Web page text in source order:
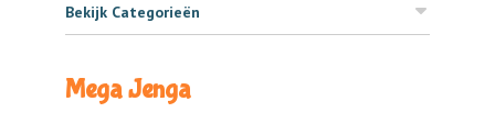
Bekijk Categorieën
Mega Jenga